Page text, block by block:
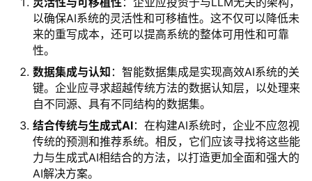
以确保AI系统的灵活性和可移植性。这不仅可以降低未
来的重写成本，还可以提高系统的整体可用性和可靠
性。
数据集成与认知 ‌：智能数据集成是实现高效AI系统的关
键。企业应寻求超越传统方法的数据认知层，以处理来
自不同源、具有不同结构的数据集。
结合传统与生成式AI‌：在构建AI系统时，企业不应忽视
传统的预测和推荐系统。相反，它们应该寻找将这些能
力与生成式AI相结合的方法，以打造更加全面和强大的
AI解决方案。